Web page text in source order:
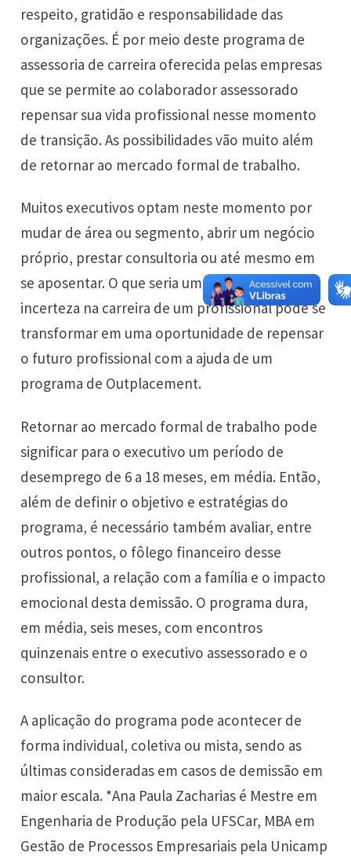
respeito, gratidão e responsabilidade das
organizações. É por meio deste programa de
assessoria de carreira oferecida pelas empresas
que se permite ao colaborador assessorado
repensar sua vida profissional nesse momento
de transição. As possibilidades vão muito além
de retornar ao mercado formal de trabalho.
Muitos executivos optam neste momento por
mudar de área ou segmento, abrir um negócio
próprio, prestar consultoria ou até mesmo em
se aposentar. O que seria um momento de
incerteza na carreira de um profissional pode se
transformar em uma oportunidade de repensar
o futuro profissional com a ajuda de um
programa de Outplacement.
Retornar ao mercado formal de trabalho pode
significar para o executivo um período de
desemprego de 6 a 18 meses, em média. Então,
além de definir o objetivo e estratégias do
programa, é necessário também avaliar, entre
outros pontos, o fôlego financeiro desse
profissional, a relação com a família e o impacto
emocional desta demissão. O programa dura,
em média, seis meses, com encontros
quinzenais entre o executivo assessorado e o
consultor.
A aplicação do programa pode acontecer de
forma individual, coletiva ou mista, sendo as
últimas consideradas em casos de demissão em
maior escala. *Ana Paula Zacharias é Mestre em
Engenharia de Produção pela UFSCar, MBA em
Gestão de Processos Empresariais pela Unicamp